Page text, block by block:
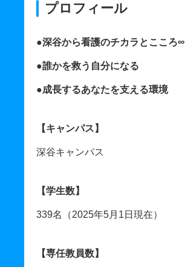
プロフィール
●深谷から看護のチカラとこころ∞
●誰かを救う自分になる
●成長するあなたを支える環境
【キャンパス】
深谷キャンパス
【学生数】
339名（2025年5月1日現在）
【専任教員数】